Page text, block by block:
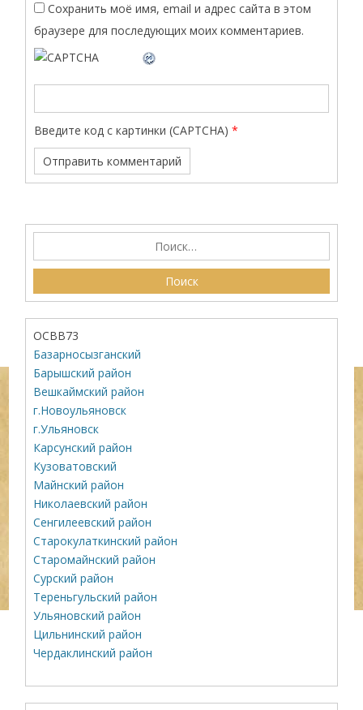
Сохранить моё имя, email и адрес сайта в этом
браузере для последующих моих комментариев.
Введите код с картинки (CAPTCHA) *
ОСВВ73
Базарносызганский
Барышский район
Вешкаймский район
г.Новоульяновск
г.Ульяновск
Карсунский район
Кузоватовский
Майнский район
Николаевский район
Сенгилеевский район
Старокулаткинский район
Старомайнский район
Сурский район
Тереньгульский район
Ульяновский район
Цильнинский район
Чердаклинский район